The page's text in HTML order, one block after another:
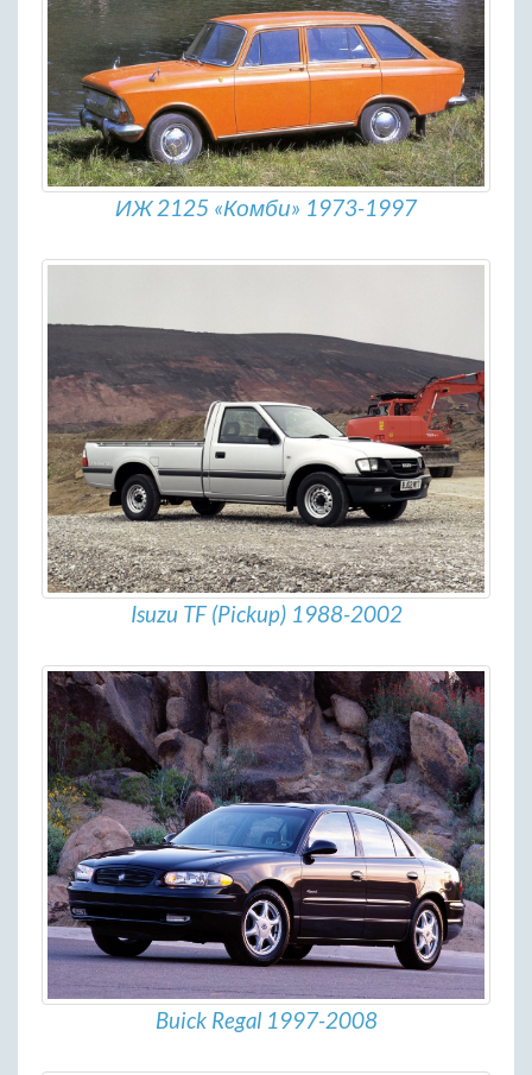
ИЖ 2125 «Комби» 1973-1997
Isuzu TF (Pickup) 1988-2002
Buick Regal 1997-2008